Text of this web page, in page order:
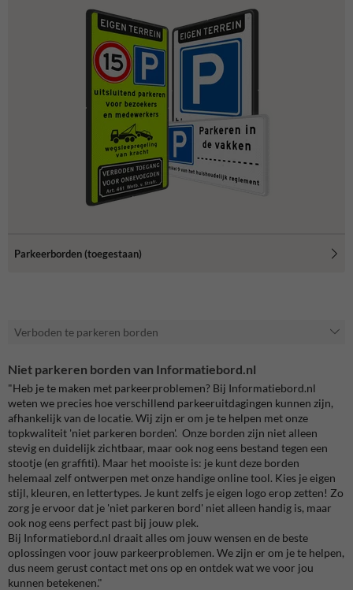
Parkeerborden (toegestaan)
Verboden te parkeren borden
Niet parkeren borden van Informatiebord.nl
"Heb je te maken met parkeerproblemen? Bij Informatiebord.nl
weten we precies hoe verschillend parkeeruitdagingen kunnen zijn,
afhankelijk van de locatie. Wij zijn er om je te helpen met onze
topkwaliteit 'niet parkeren borden'. Onze borden zijn niet alleen
stevig en duidelijk zichtbaar, maar ook nog eens bestand tegen een
stootje (en graffiti). Maar het mooiste is: je kunt deze borden
helemaal zelf ontwerpen met onze handige online tool. Kies je eigen
stijl, kleuren, en lettertypes. Je kunt zelfs je eigen logo erop zetten! Zo
zorg je ervoor dat je 'niet parkeren bord' niet alleen handig is, maar
ook nog eens perfect past bij jouw plek.
Bij Informatiebord.nl draait alles om jouw wensen en de beste
oplossingen voor jouw parkeerproblemen. We zijn er om je te helpen,
dus neem gerust contact met ons op en ontdek wat we voor jou
kunnen betekenen."